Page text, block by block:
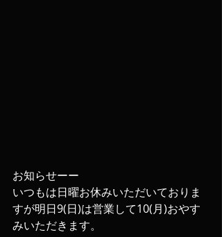
お知らせーー
いつもは日曜お休みいただいておりま
すが明日9(日)は営業して10(月)おやす
みいただきます。